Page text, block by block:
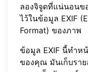
ลองจิจูดที่แน่นอน
ไว้ในข้อมูล EXIF
Format) ของภาพ
ข้อมูล EXIF นี้ทำห
ของคุณ มันเก็บราย